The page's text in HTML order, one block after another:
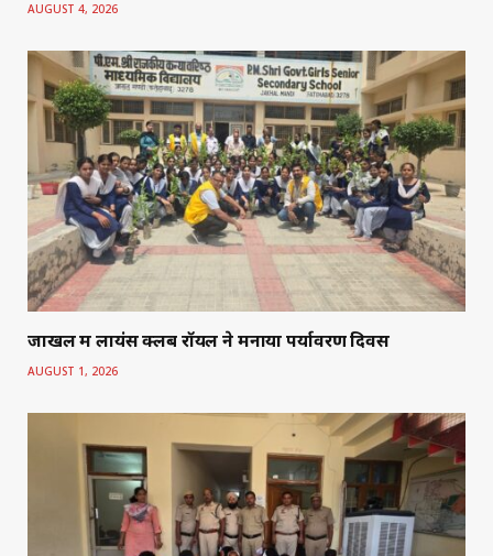
AUGUST 4, 2026
जाखल में लायंस क्लब रॉयल ने मनाया पर्यावरण दिवस
AUGUST 1, 2026